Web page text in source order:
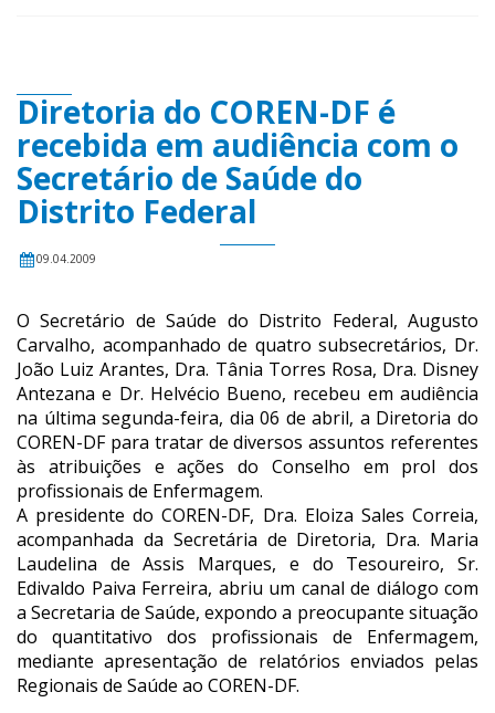
Diretoria do COREN-DF é
recebida em audiência com o
Secretário de Saúde do
Distrito Federal
09.04.2009
O Secretário de Saúde do Distrito Federal, Augusto
Carvalho, acompanhado de quatro subsecretários, Dr.
João Luiz Arantes, Dra. Tânia Torres Rosa, Dra. Disney
Antezana e Dr. Helvécio Bueno, recebeu em audiência
na última segunda-feira, dia 06 de abril, a Diretoria do
COREN-DF para tratar de diversos assuntos referentes
às atribuições e ações do Conselho em prol dos
profissionais de Enfermagem.
A presidente do COREN-DF, Dra. Eloiza Sales Correia,
acompanhada da Secretária de Diretoria, Dra. Maria
Laudelina de Assis Marques, e do Tesoureiro, Sr.
Edivaldo Paiva Ferreira, abriu um canal de diálogo com
a Secretaria de Saúde, expondo a preocupante situação
do quantitativo dos profissionais de Enfermagem,
mediante apresentação de relatórios enviados pelas
Regionais de Saúde ao COREN-DF.